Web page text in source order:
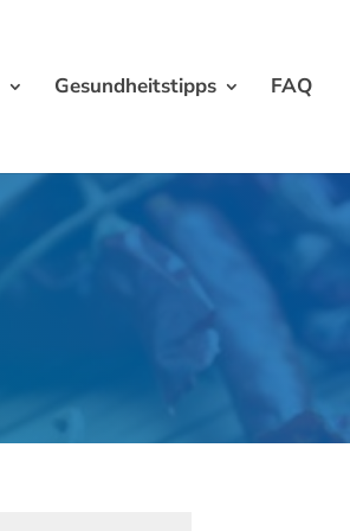
Gesundheitstipps FAQ